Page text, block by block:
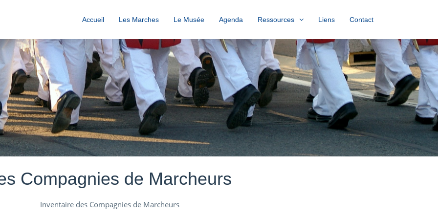
Accueil Les Marches Le Musée Agenda Ressources Liens Contact
Compagnies de Marcheurs
Inventaire des Compagnies de Marcheurs